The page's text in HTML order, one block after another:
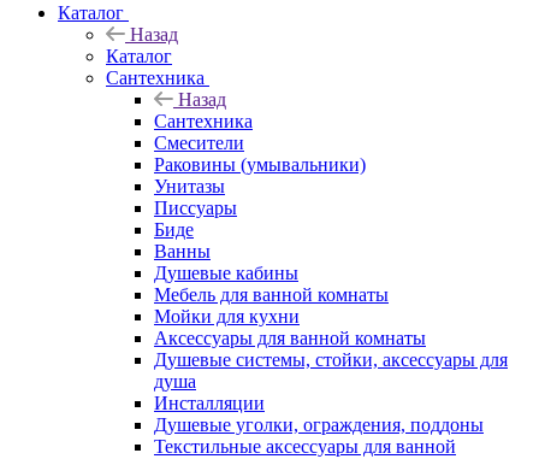
Каталог
Назад
Каталог
Сантехника
Назад
Сантехника
Смесители
Раковины (умывальники)
Унитазы
Писсуары
Биде
Ванны
Душевые кабины
Мебель для ванной комнаты
Мойки для кухни
Аксессуары для ванной комнаты
Душевые системы, стойки, аксессуары для
душа
Инсталляции
Душевые уголки, ограждения, поддоны
Текстильные аксессуары для ванной